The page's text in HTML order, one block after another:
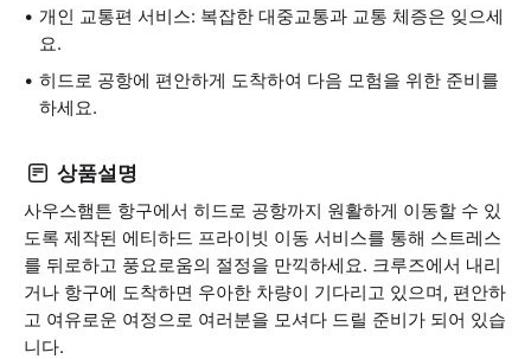
개인 교통편 서비스: 복잡한 대중교통과 교통 체증은 잊으세
요.
히드로 공항에 편안하게 도착하여 다음 모험을 위한 준비를
하세요.
상품설명
사우스햄튼 항구에서 히드로 공항까지 원활하게 이동할 수 있
도록 제작된 에티하드 프라이빗 이동 서비스를 통해 스트레스
를 뒤로하고 풍요로움의 절정을 만끽하세요. 크루즈에서 내리
거나 항구에 도착하면 우아한 차량이 기다리고 있으며, 편안하
고 여유로운 여정으로 여러분을 모셔다 드릴 준비가 되어 있습
니다.